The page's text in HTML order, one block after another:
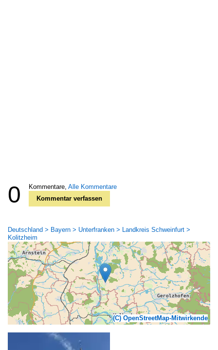
0 Kommentare, Alle Kommentare
Kommentar verfassen
Deutschland > Bayern > Unterfranken > Landkreis Schweinfurt >
Kolitzheim
(C) OpenStreetMap-Mitwirkende